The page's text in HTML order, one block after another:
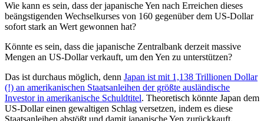
Wie kann es sein, dass der japanische Yen nach Erreichen dieses
beängstigenden Wechselkurses von 160 gegenüber dem US-Dollar
sofort stark an Wert gewonnen hat?
Könnte es sein, dass die japanische Zentralbank derzeit massive
Mengen an US-Dollar verkauft, um den Yen zu unterstützen?
Das ist durchaus möglich, denn Japan ist mit 1,138 Trillionen Dollar
(!) an amerikanischen Staatsanleihen der größte ausländische
Investor in amerikanische Schuldtitel. Theoretisch könnte Japan dem
US-Dollar einen gewaltigen Schlag versetzen, indem es diese